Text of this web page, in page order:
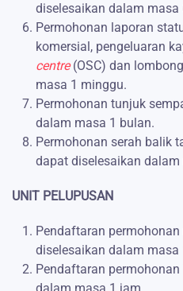
diselesaikan dalam masa
Permohonan laporan
komersial, pengeluaran
centre(OSC) dan
masa 1 minggu.
Permohonan tunjuk
dalam masa 1 bulan.
Permohonan serah balik
dapat diselesaikan
UNIT PELUPUSAN
Pendaftaran
diselesaikan dalam masa
Pendaftaran